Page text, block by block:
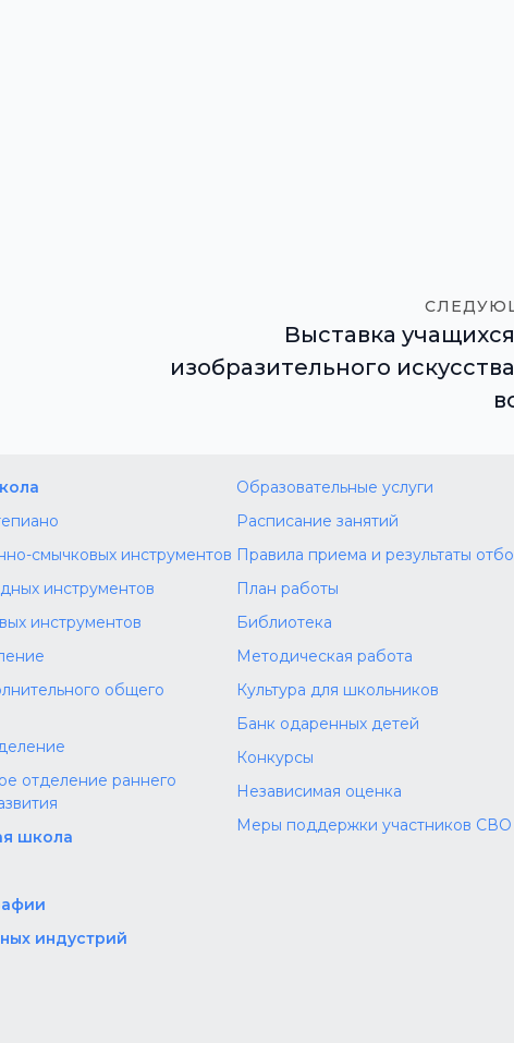
Выставка
изобразительного
смычковых инструментов
инструментов
инструментов
общего
отделение раннего
школа
индустрий
Образовательные услуги
Расписание занятий
Правила приема и результаты
План работы
Библиотека
Методическая работа
Культура для школьников
Банк одаренных детей
Конкурсы
Независимая оценка
Меры поддержки участников СВО